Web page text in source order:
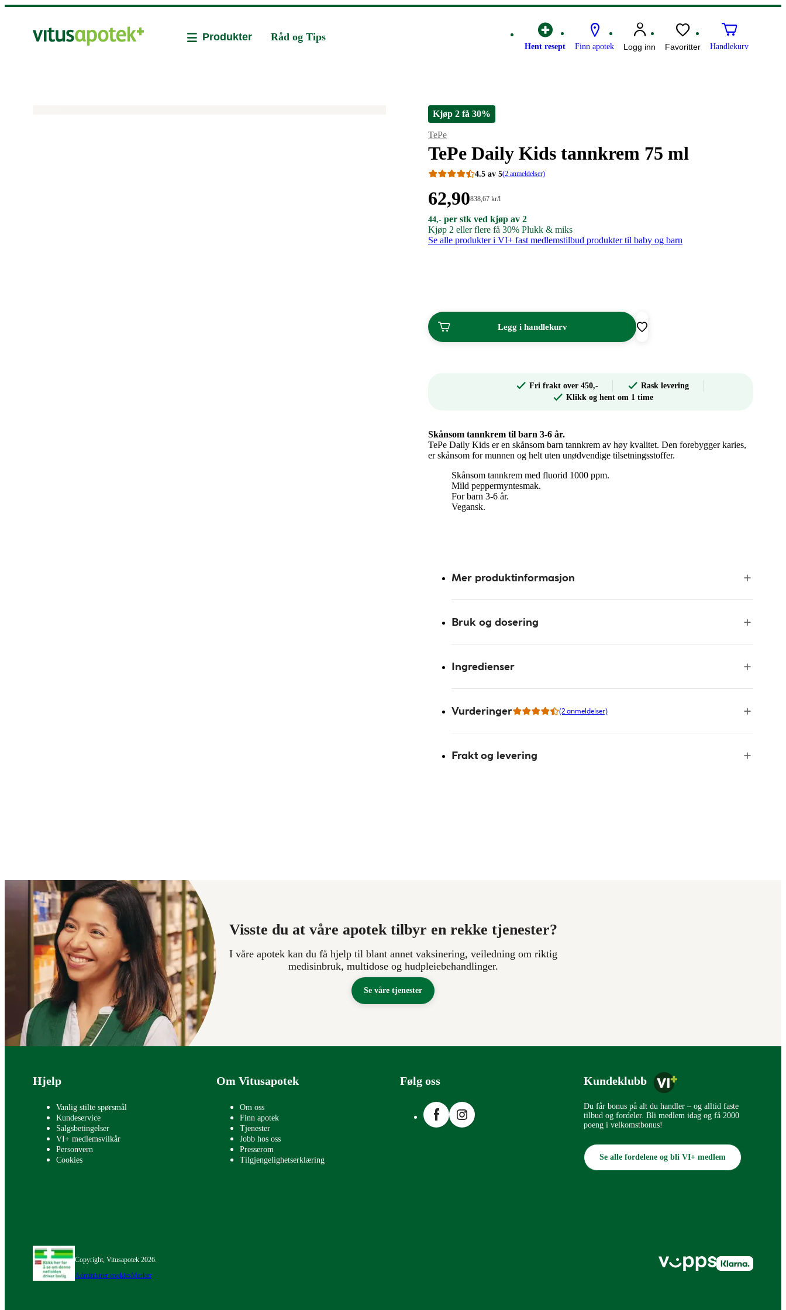
Hent resept Finn apotek Logg inn Favoritter Handlekurv
Produkter Råd og Tips
Kjøp 2 få 30%
Merke
TePe
TePe Daily Kids tannkrem 75 ml
4.5 av 5(2 anmeldelser)
Pris:
62,90
kroner.
62,90Stykkpris:
kroner.
838,67 kr/l
44,00
kroner
per
44,00
kroner.
44,- per stk ved kjøp av 2
Kjøp 2 eller flere få 30% Plukk & miks
Se alle produkter i VI+ fast medlemstilbud produkter til baby og barn
Legg i handlekurv
Fri frakt over 450,-
Rask levering
Klikk og hent om 1 time
Skånsom tannkrem til barn 3-6 år.
TePe Daily Kids er en skånsom barn tannkrem av høy kvalitet. Den forebygger karies,
er skånsom for munnen og helt uten unødvendige tilsetningsstoffer.
Skånsom tannkrem med fluorid 1000 ppm.
Mild peppermyntesmak.
For barn 3-6 år.
Vegansk.
Mer produktinformasjon
Bruk og dosering
Ingredienser
Vurderinger (2 anmeldelser)
Frakt og levering
Visste du at våre apotek tilbyr en rekke tjenester?
I våre apotek kan du få hjelp til blant annet vaksinering, veiledning om riktig
medisinbruk, multidose og hudpleiebehandlinger.
Se våre tjenester
Bunntekst
Hjelp
Vanlig stilte spørsmål
Kundeservice
Salgsbetingelser
VI+ medlemsvilkår
Personvern
Cookies
Om Vitusapotek
Om oss
Finn apotek
Tjenester
Jobb hos oss
Presserom
Tilgjengelighetserklæring
Følg oss
FacebookInstagram
Kundeklubb
Du får bonus på alt du handler – og alltid faste
tilbud og fordeler. Bli medlem idag og få 2000
poeng i velkomstbonus!
Se alle fordelene og bli VI+ medlem
Copyright, Vitusapotek 2026.
Administrer cookiesMerker